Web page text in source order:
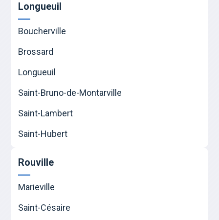
Longueuil
Boucherville
Brossard
Longueuil
Saint-Bruno-de-Montarville
Saint-Lambert
Saint-Hubert
Rouville
Marieville
Saint-Césaire